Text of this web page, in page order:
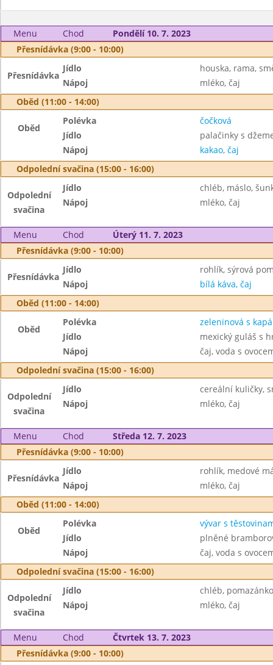
Menu Chod
Pondělí 10. 7. 2023
Přesnídávka (9:00 - 10:00)
Přesnídávka
Jídlo
houska, rama,
Nápoj
mléko, čaj
Oběd (11:00 - 14:00)
Oběd
Polévka
čočková
Jídlo
palačinky s
Nápoj
kakao, čaj
Odpolední svačina (15:00 - 16:00)
Odpolední
svačina
Jídlo
chléb, máslo,
Nápoj
mléko, čaj
Menu Chod
Úterý 11. 7. 2023
Přesnídávka (9:00 - 10:00)
Přesnídávka
Jídlo
rohlík, sýrová
Nápoj
bílá káva, čaj
Oběd (11:00 - 14:00)
Oběd
Polévka
zeleninová s
Jídlo
mexický guláš s
Nápoj
čaj, voda s
Odpolední svačina (15:00 - 16:00)
Odpolední
svačina
Jídlo
cereální kuličky,
Nápoj
mléko, čaj
Menu Chod
Středa 12. 7. 2023
Přesnídávka (9:00 - 10:00)
Přesnídávka
Jídlo
rohlík, medové
Nápoj
mléko, čaj
Oběd (11:00 - 14:00)
Oběd
Polévka
vývar s
Jídlo
plněné
Nápoj
čaj, voda s
Odpolední svačina (15:00 - 16:00)
Odpolední
svačina
Jídlo
chléb,
Nápoj
mléko, čaj
Menu Chod
Čtvrtek 13. 7. 2023
Přesnídávka (9:00 - 10:00)